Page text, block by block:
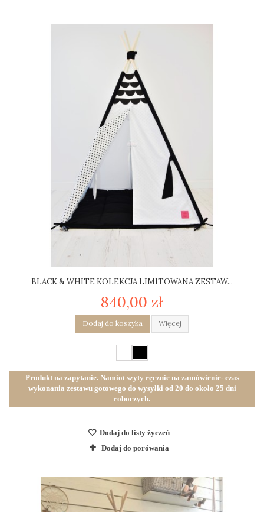
BLACK & WHITE KOLEKCJA LIMITOWANA ZESTAW...
840,00 zł
Dodaj do koszyka Więcej
Produkt na zapytanie. Namiot szyty ręcznie na zamówienie- czas
wykonania zestawu gotowego do wysyłki od 20 do około 25 dni
roboczych.
Dodaj do listy życzeń
Dodaj do porówania